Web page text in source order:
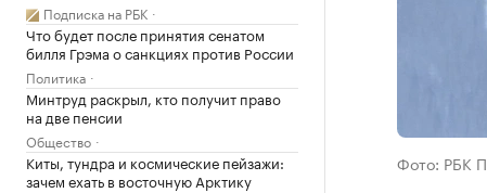
Подписка на РБК
Что будет после принятия сенатом
билля Грэма о санкциях против России
Политика
Минтруд раскрыл, кто получит право
на две пенсии
Общество
Киты, тундра и космические пейзажи:
зачем ехать в восточную Арктику
Фото: РБК